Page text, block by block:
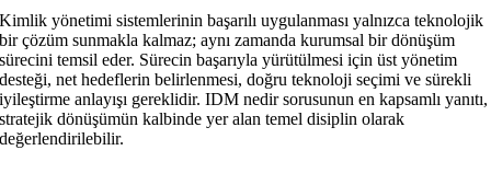
Kimlik yönetimi sistemlerinin başarılı uygulanması yalnızca teknolojik
bir çözüm sunmakla kalmaz; aynı zamanda kurumsal bir dönüşüm
sürecini temsil eder. Sürecin başarıyla yürütülmesi için üst yönetim
desteği, net hedeflerin belirlenmesi, doğru teknoloji seçimi ve sürekli
iyileştirme anlayışı gereklidir. IDM nedir sorusunun en kapsamlı yanıtı,
stratejik dönüşümün kalbinde yer alan temel disiplin olarak
değerlendirilebilir.